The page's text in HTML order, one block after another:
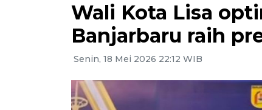
Wali Kota Lisa
Banjarbaru raih
Senin, 18 Mei 2026 22:12 WIB